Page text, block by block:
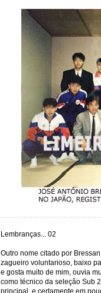
Lembranças... 02
Outro nome citado por
zagueiro voluntarioso, baixo
e gosta muito de mim, ouvia
como técnico da seleção Sub
principal, e certamente em